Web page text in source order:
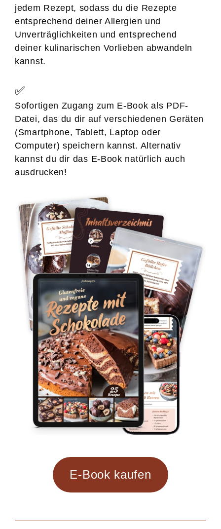
jedem Rezept, sodass du die Rezepte
entsprechend deiner Allergien und
Unverträglichkeiten und entsprechend
deiner kulinarischen Vorlieben abwandeln
kannst.
✅
Sofortigen Zugang zum E-Book als PDF-
Datei, das du dir auf verschiedenen Geräten
(Smartphone, Tablett, Laptop oder
Computer) speichern kannst. Alternativ
kannst du dir das E-Book natürlich auch
ausdrucken!
E-Book kaufen